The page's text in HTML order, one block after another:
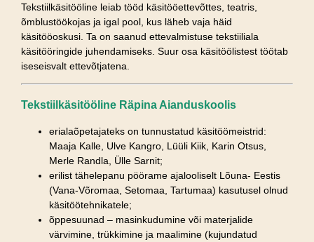
Tekstiilkäsitööline leiab tööd käsitööettevõttes, teatris,
õmblustöökojas ja igal pool, kus läheb vaja häid
käsitööoskusi. Ta on saanud ettevalmistuse tekstiiliala
käsitööringide juhendamiseks. Suur osa käsitöölistest töötab
iseseisvalt ettevõtjatena.
Tekstiilkäsitööline Räpina Aianduskoolis
erialaõpetajateks on tunnustatud käsitöömeistrid:
Maaja Kalle, Ulve Kangro, Lüüli Kiik, Karin Otsus,
Merle Randla, Ülle Sarnit;
erilist tähelepanu pöörame ajalooliselt Lõuna- Eestis
(Vana-Võromaa, Setomaa, Tartumaa) kasutusel olnud
käsitöötehnikatele;
õppesuunad – masinkudumine või materjalide
värvimine, trükkimine ja maalimine (kujundatud